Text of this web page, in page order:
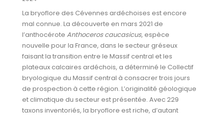
La bryoflore des Cévennes ardéchoises est encore
mal connue. La découverte en mars 2021 de
l’anthocérote Anthoceros caucasicus, espèce
nouvelle pour la France, dans le secteur gréseux
faisant la transition entre le Massif central et les
plateaux calcaires ardéchois, a déterminé le Collectif
bryologique du Massif central à consacrer trois jours
de prospection à cette région. L’originalité géologique
et climatique du secteur est présentée. Avec 229
taxons inventoriés, la bryoflore est riche, d’autant